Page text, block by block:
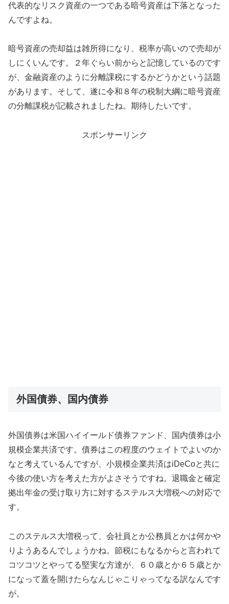
代表的なリスク資産の一つである暗号資産は下落となった
んですよね。
暗号資産の売却益は雑所得になり、税率が高いので売却が
しにくいんです。２年ぐらい前からと記憶しているのです
が、金融資産のように分離課税にするかどうかという話題
があります。そして、遂に令和８年の税制大綱に暗号資産
の分離課税が記載されましたね。期待したいです。
スポンサーリンク
外国債券、国内債券
外国債券は米国ハイイールド債券ファンド、国内債券は小
規模企業共済です。債券はこの程度のウェイトでよいのか
なと考えているんですが、小規模企業共済はiDeCoと共に
今後の使い方を考えた方がよさそうですね。退職金と確定
拠出年金の受け取り方に対するステルス大増税への対応で
す。
このステルス大増税って、会社員とか公務員とかは何かや
りようあるんでしょうかね。節税にもなるからと言われて
コツコツとやってる堅実な方達が、６０歳とか６５歳とか
になって蓋を開けたらなんじゃこりゃってなる訳なんです
が。